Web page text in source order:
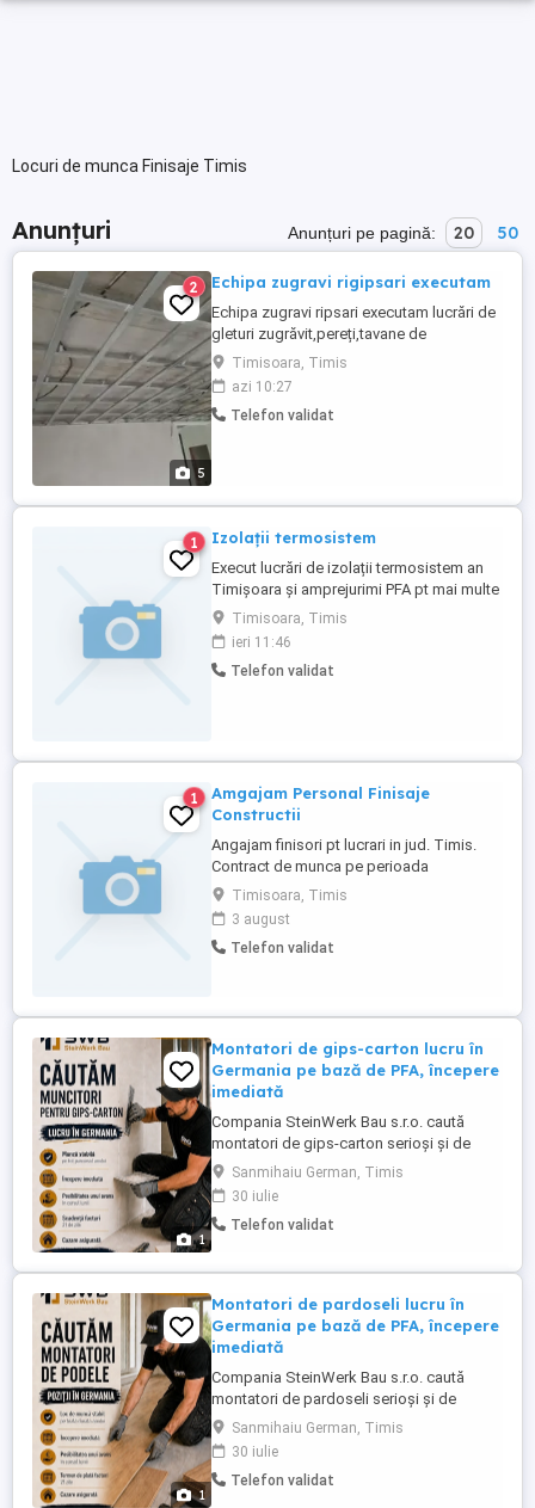
Locuri de munca Finisaje Timis
Anunțuri Anunțuri pe pagină: 20 50
5
2 Echipa zugravi rigipsari executam
Echipa zugravi ripsari executam lucrări de
gleturi zugrăvit,pereți,tavane de
rigips,placări polistiren,parchet
laminat,gresie și
faianta,sape,tencuieli,montaj uși
interior,exterior la preturi decente.
Timisoara, Timis
azi 10:27
Telefon validat
1 Izolații termosistem
Execut lucrări de izolații termosistem an
Timișoara și amprejurimi PFA pt mai multe
detalii sunați la Adrian.
Timisoara, Timis
ieri 11:46
Telefon validat
1
Amgajam Personal Finisaje
Constructii
Angajam finisori pt lucrari in jud. Timis.
Contract de munca pe perioada
nedeterminata. Se ofera tichete de masa.
Timisoara, Timis
3 august
Telefon validat
1
Montatori de gips-carton lucru în
Germania pe bază de PFA, începere
imediată
Compania SteinWerk Bau s.r.o. caută
montatori de gips-carton serioși și de
încredere pentru colaborare în Germania.
Activitatea se desfășoară pe bază de PFA
activitate independentă. Oferim lucru
stabil pe tot parcursul anului, posibilitatea
Remunerația se stabilește ...
Sanmihaiu German, Timis
30 iulie
Telefon validat
1
Montatori de pardoseli lucru în
Germania pe bază de PFA, începere
imediată
Compania SteinWerk Bau s.r.o. caută
montatori de pardoseli serioși și de
încredere pentru colaborare în Germania.
Activitatea se desfășoară pe bază de PFA
activitate independentă. Oferim lucru
stabil pe tot parcursul anului, posibilitatea
Sanmihaiu German, Timis
30 iulie
Telefon validat